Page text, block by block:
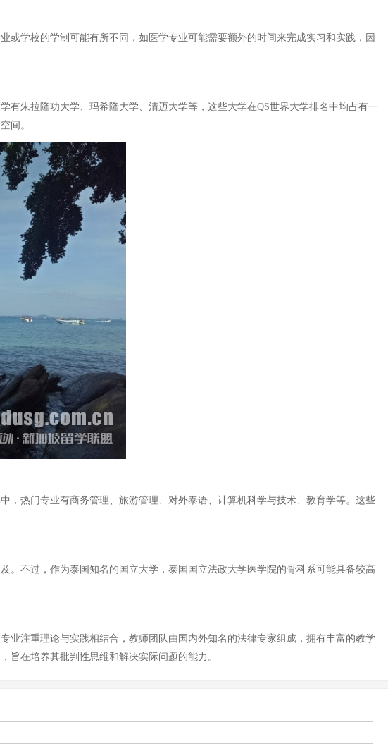
学校的学制可能有所不同，如医学专业可能需要额外的时间来完成实习和实践，因
朱拉隆功大学、玛希隆大学、清迈大学等，这些大学在QS世界大学排名中均占有一
间。
，热门专业有商务管理、旅游管理、对外泰语、计算机科学与技术、教育学等。这些
不过，作为泰国知名的国立大学，泰国国立法政大学医学院的骨科系可能具备较高
业注重理论与实践相结合，教师团队由国内外知名的法律专家组成，拥有丰富的教学
旨在培养其批判性思维和解决实际问题的能力。